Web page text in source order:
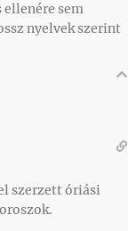
ellenére sem
nyelvek szerint
szerzett óriási